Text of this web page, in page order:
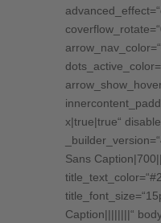
x|true|true“
Sans
Caption||||||||“